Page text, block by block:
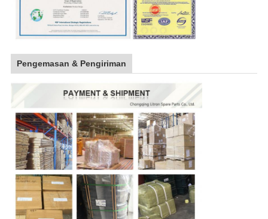
Pengemasan & Pengiriman